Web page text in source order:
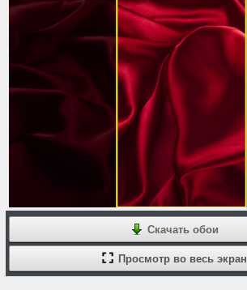
Скачать обои
Просмотр во весь экран